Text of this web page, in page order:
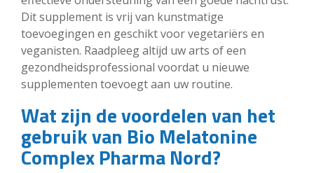
Dit supplement is vrij van kunstmatige
toevoegingen en geschikt voor vegetariërs en
veganisten. Raadpleeg altijd uw arts of een
gezondheidsprofessional voordat u nieuwe
supplementen toevoegt aan uw routine.
Wat zijn de voordelen van het
gebruik van Bio Melatonine
Complex Pharma Nord?